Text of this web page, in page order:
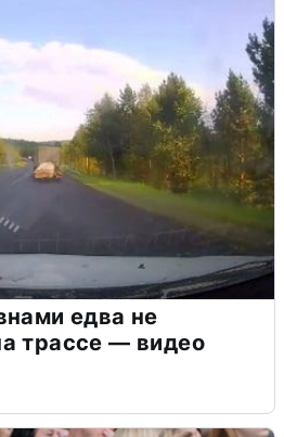
едва не
трассе — видео